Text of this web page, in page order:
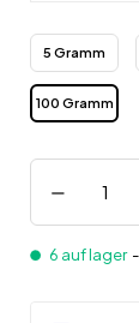
5 Gramm
100 Gramm
6 auf lager-